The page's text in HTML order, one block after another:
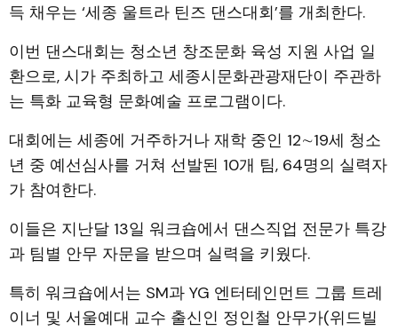
득 채우는 ‘세종 울트라 틴즈 댄스대회’를 개최한다.
이번 댄스대회는 청소년 창조문화 육성 지원 사업 일
환으로, 시가 주최하고 세종시문화관광재단이 주관하
는 특화 교육형 문화예술 프로그램이다.
대회에는 세종에 거주하거나 재학 중인 12∼19세 청소
년 중 예선심사를 거쳐 선발된 10개 팀, 64명의 실력자
가 참여한다.
이들은 지난달 13일 워크숍에서 댄스직업 전문가 특강
과 팀별 안무 자문을 받으며 실력을 키웠다.
특히 워크숍에서는 SM과 YG 엔터테인먼트 그룹 트레
이너 및 서울예대 교수 출신인 정인철 안무가(위드빌